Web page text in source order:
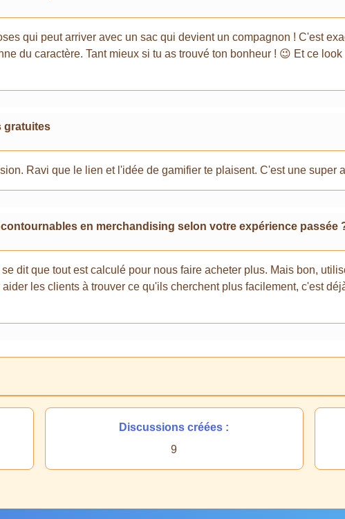
qui peut arriver avec un sac qui devient un compagnon ! C'est
du caractère. Tant mieux si tu as trouvé ton bonheur ! 😉 Et ce
gratuites
Ravi que le lien et l'idée de gamifier te plaisent. C'est une super
en merchandising selon votre expérience passée
dit que tout est calculé pour nous faire acheter plus. Mais bon,
les clients à trouver ce qu'ils cherchent plus facilement, c'est
Discussions créées :
9